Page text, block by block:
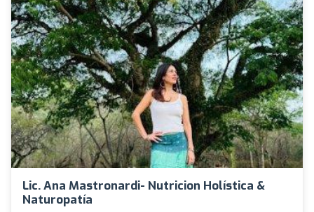
Lic. Ana Mastronardi- Nutricion Holística &
Naturopatía